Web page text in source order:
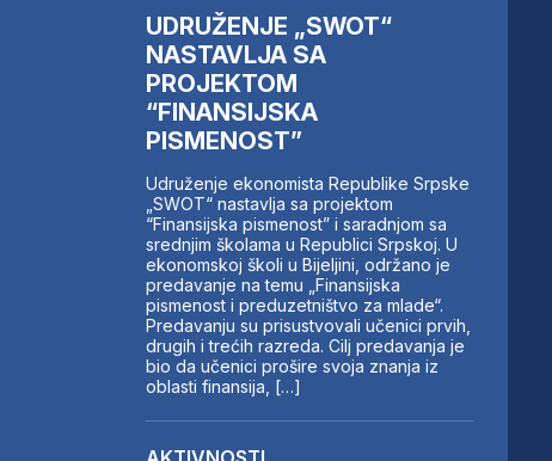
UDRUŽENJE „SWOT“
NASTAVLJA SA
PROJEKTOM
“FINANSIJSKA
PISMENOST”
Udruženje ekonomista Republike Srpske
„SWOT“ nastavlja sa projektom
“Finansijska pismenost” i saradnjom sa
srednjim školama u Republici Srpskoj. U
ekonomskoj školi u Bijeljini, održano je
predavanje na temu „Finansijska
pismenost i preduzetništvo za mlade“.
Predavanju su prisustvovali učenici prvih,
drugih i trećih razreda. Cilj predavanja je
bio da učenici prošire svoja znanja iz
oblasti finansija, […]